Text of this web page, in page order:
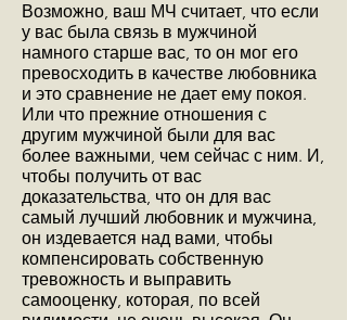
Возможно, ваш МЧ считает, что если
у вас была связь в мужчиной
намного старше вас, то он мог его
превосходить в качестве любовника
и это сравнение не дает ему покоя.
Или что прежние отношения с
другим мужчиной были для вас
более важными, чем сейчас с ним. И,
чтобы получить от вас
доказательства, что он для вас
самый лучший любовник и мужчина,
он издевается над вами, чтобы
компенсировать собственную
тревожность и выправить
самооценку, которая, по всей